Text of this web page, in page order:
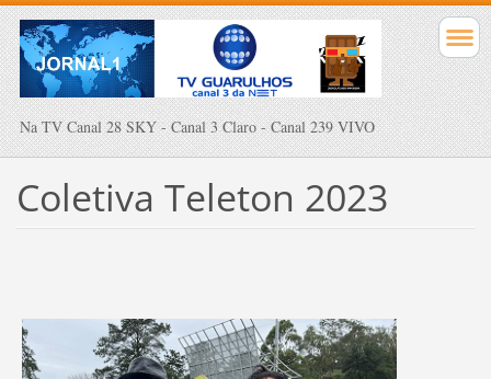
Na TV Canal 28 SKY - Canal 3 Claro - Canal 239 VIVO
Coletiva Teleton 2023